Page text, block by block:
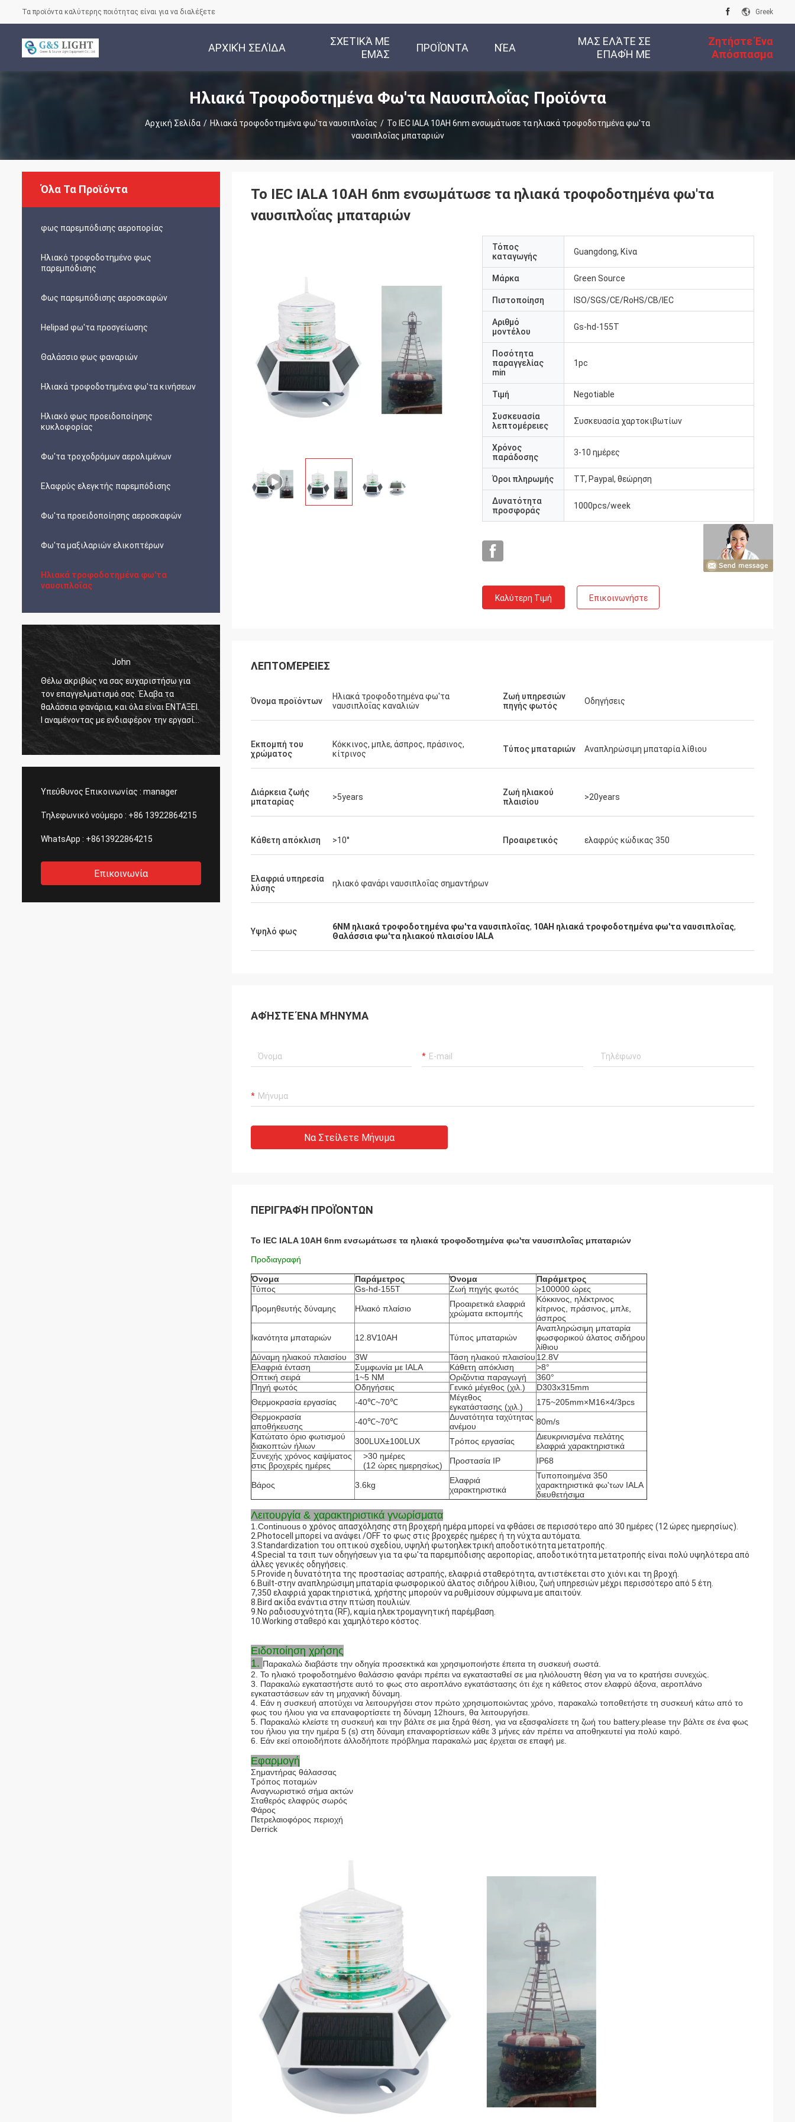
Τα προϊόντα καλύτερης ποιότητας είναι για να διαλέξετε Greek
ΑΡΧΙΚΉ ΣΕΛΊΔΑ
ΣΧΕΤΙΚΆ ΜΕ
ΕΜΆΣ
ΠΡΟΪΌΝΤΑ ΝΈΑ
ΜΑΣ ΕΛΆΤΕ ΣΕ
ΕΠΑΦΉ ΜΕ
Ζητήστε Ένα
Απόσπασμα
Ηλιακά Τροφοδοτημένα Φω'τα Ναυσιπλοΐας Προϊόντα
Αρχική Σελίδα / Ηλιακά τροφοδοτημένα φω'τα ναυσιπλοΐας / Το IEC IALA 10AH 6nm ενσωμάτωσε τα ηλιακά τροφοδοτημένα φω'τα
ναυσιπλοΐας μπαταριών
Όλα Τα Προϊόντα
φως παρεμπόδισης αεροπορίας
Ηλιακό τροφοδοτημένο φως
παρεμπόδισης
Φως παρεμπόδισης αεροσκαφών
Helipad φω'τα προσγείωσης
Θαλάσσιο φως φαναριών
Ηλιακά τροφοδοτημένα φω'τα κινήσεων
Ηλιακό φως προειδοποίησης
κυκλοφορίας
Φω'τα τροχοδρόμων αερολιμένων
Ελαφρύς ελεγκτής παρεμπόδισης
Φω'τα προειδοποίησης αεροσκαφών
Φω'τα μαξιλαριών ελικοπτέρων
Ηλιακά τροφοδοτημένα φω'τα
ναυσιπλοΐας
John
Θέλω ακριβώς να σας ευχαριστήσω για
τον επαγγελματισμό σας. Έλαβα τα
θαλάσσια φανάρια, και όλα είναι ΕΝΤΑΞΕΙ.
Ι αναμένοντας με ενδιαφέρον την εργασία
με το σας στο μέλλον.
Louis
καλή τιμή, άνθρωποι συμπαθούν τα
Υπεύθυνος Επικοινωνίας : manager
Τηλεφωνικό νούμερο : +86 13922864215
WhatsApp : +8613922864215
Επικοινωνία
Το IEC IALA 10AH 6nm ενσωμάτωσε τα ηλιακά τροφοδοτημένα φω'τα
ναυσιπλοΐας μπαταριών
Τόπος
καταγωγής
Guangdong, Κίνα
Μάρκα Green Source
Πιστοποίηση ISO/SGS/CE/RoHS/CB/IEC
Αριθμό
μοντέλου
Gs-hd-155T
Ποσότητα
παραγγελίας
min
1pc
Τιμή Negotiable
Συσκευασία
λεπτομέρειες
Συσκευασία χαρτοκιβωτίων
Χρόνος
παράδοσης
3-10 ημέρες
Όροι πληρωμής TT, Paypal, θεώρηση
Δυνατότητα
προσφοράς
1000pcs/week
Καλύτερη Τιμή Επικοινωνήστε
ΛΕΠΤΟΜΈΡΕΙΕΣ
Όνομα προϊόντων
Ηλιακά τροφοδοτημένα φω'τα
ναυσιπλοΐας καναλιών
Ζωή υπηρεσιών
πηγής φωτός
Οδηγήσεις
Εκπομπή του
χρώματος
Κόκκινος, μπλε, άσπρος, πράσινος,
κίτρινος
Τύπος μπαταριών Αναπληρώσιμη μπαταρία λίθιου
Διάρκεια ζωής
μπαταρίας
>5years
Ζωή ηλιακού
πλαισίου
>20years
Κάθετη απόκλιση >10° Προαιρετικός ελαφρύς κώδικας 350
Ελαφριά υπηρεσία
λύσης
ηλιακό φανάρι ναυσιπλοΐας σημαντήρων
Υψηλό φως 6NM ηλιακά τροφοδοτημένα φω'τα ναυσιπλοΐας, 10AH ηλιακά τροφοδοτημένα φω'τα ναυσιπλοΐας,
Θαλάσσια φω'τα ηλιακού πλαισίου IALA
ΑΦΉΣΤΕ ΈΝΑ ΜΉΝΥΜΑ
Να Στείλετε Μήνυμα
ΠΕΡΙΓΡΑΦΉ ΠΡΟΪΌΝΤΩΝ
Το IEC IALA 10AH 6nm ενσωμάτωσε τα ηλιακά τροφοδοτημένα φω'τα ναυσιπλοΐας μπαταριών
Προδιαγραφή
Όνομα Παράμετρος Όνομα
Παράμετρος
Τύπος
Gs-hd-155T Ζωή πηγής φωτός >100000 ώρες
Προμηθευτής δύναμης Ηλιακό πλαίσιο
Προαιρετικά ελαφριά
χρώματα εκπομπής
Κόκκινος, ηλέκτρινος
κίτρινος, πράσινος, μπλε,
άσπρος
Ικανότητα μπαταριών 12.8V10AH Τύπος μπαταριών
Αναπληρώσιμη μπαταρία
φωσφορικού άλατος σιδήρου
λίθιου
Δύναμη ηλιακού πλαισίου
3W Τάση ηλιακού πλαισίου 12.8V
Ελαφριά ένταση
Συμφωνία με IALA Κάθετη απόκλιση
>8°
Οπτική σειρά
1~5 NM Οριζόντια παραγωγή
360°
Πηγή φωτός
Οδηγήσεις Γενικό μέγεθος (χιλ.)
D303x315mm
Θερμοκρασία εργασίας
-40℃~70℃
Μέγεθος
εγκατάστασης (χιλ.)
175~205mm×M16×4/3pcs
Θερμοκρασία
αποθήκευσης
-40℃~70℃
Δυνατότητα ταχύτητας
ανέμου
80m/s
Κατώτατο όριο φωτισμού
διακοπτών ήλιων
300LUX±100LUX Τρόπος εργασίας
Διευκρινισμένα πελάτης
ελαφριά χαρακτηριστικά
Συνεχής χρόνος καψίματος
στις βροχερές ημέρες
>30 ημέρες
(12 ώρες ημερησίως)
Προστασία IP IP68
Βάρος 3.6kg
Ελαφριά
χαρακτηριστικά
Τυποποιημένα 350
χαρακτηριστικά φω'των IALA
διευθετήσιμα
Λειτουργία & χαρακτηριστικά γνωρίσματα
1.Continuousο χρόνος απασχόλησης στη βροχερή ημέρα μπορεί να φθάσει σε περισσότερο από 30 ημέρες (12 ώρες ημερησίως).
2.Photocell μπορεί να ανάψει /OFF το φως στις βροχερές ημέρες ή τη νύχτα αυτόματα.
3.Standardization του οπτικού σχεδίου, υψηλή φωτοηλεκτρική αποδοτικότητα μετατροπής.
4.Special τα τσιπ των οδηγήσεων για τα φω'τα παρεμπόδισης αεροπορίας, αποδοτικότητα μετατροπής είναι πολύ υψηλότερα από
άλλες γενικές οδηγήσεις.
5.Provide η δυνατότητα της προστασίας αστραπής, ελαφριά σταθερότητα, αντιστέκεται στο χιόνι και τη βροχή.
6.Built-στην αναπληρώσιμη μπαταρία φωσφορικού άλατος σιδήρου λίθιου, ζωή υπηρεσιών μέχρι περισσότερο από 5 έτη.
7,350 ελαφριά χαρακτηριστικά, χρήστης μπορούν να ρυθμίσουν σύμφωνα με απαιτούν.
8.Bird ακίδα ενάντια στην πτώση πουλιών.
9.No ραδιοσυχνότητα (RF), καμία ηλεκτρομαγνητική παρέμβαση.
10.Working σταθερό και χαμηλότερο κόστος.
Ειδοποίηση χρήσης
1. Παρακαλώ διαβάστε την οδηγία προσεκτικά και χρησιμοποιήστε έπειτα τη συσκευή σωστά.
2. Το ηλιακό τροφοδοτημένο θαλάσσιο φανάρι πρέπει να εγκατασταθεί σε μια ηλιόλουστη θέση για να το κρατήσει συνεχώς.
3. Παρακαλώ εγκαταστήστε αυτό το φως στο αεροπλάνο εγκατάστασης ότι έχε η κάθετος στον ελαφρύ άξονα, αεροπλάνο
εγκαταστάσεων εάν τη μηχανική δύναμη.
4. Εάν η συσκευή αποτύχει να λειτουργήσει στον πρώτο χρησιμοποιώντας χρόνο, παρακαλώ τοποθετήστε τη συσκευή κάτω από το
φως του ήλιου για να επαναφορτίσετε τη δύναμη 12hours, θα λειτουργήσει.
5. Παρακαλώ κλείστε τη συσκευή και την βάλτε σε μια ξηρά θέση, για να εξασφαλίσετε τη ζωή του battery.please την βάλτε σε ένα φως
του ήλιου για την ημέρα 5 (s) στη δύναμη επαναφορτίσεων κάθε 3 μήνες εάν πρέπει να αποθηκευτεί για πολύ καιρό.
6. Εάν εκεί οποιοδήποτε άλλοδήποτε πρόβλημα παρακαλώ μας έρχεται σε επαφή με.
Εφαρμογή
Σημαντήρας θάλασσας
Τρόπος ποταμών
Αναγνωριστικό σήμα ακτών
Σταθερός ελαφρύς σωρός
Φάρος
Πετρελαιοφόρος περιοχή
Derrick